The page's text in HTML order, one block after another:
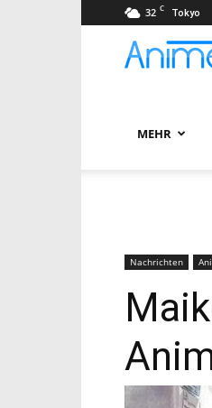
32 C Tokyo
MEHR
Nachrichten